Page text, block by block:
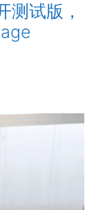
测试版，